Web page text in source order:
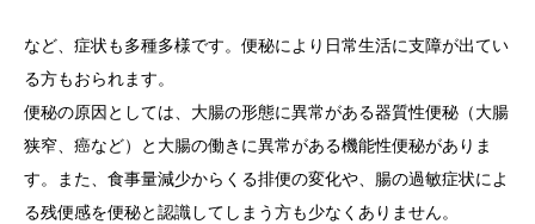
など、症状も多種多様です。便秘により日常生活に支障が出てい
る方もおられます。
便秘の原因としては、大腸の形態に異常がある器質性便秘（大腸
狭窄、癌など）と大腸の働きに異常がある機能性便秘がありま
す。また、食事量減少からくる排便の変化や、腸の過敏症状によ
る残便感を便秘と認識してしまう方も少なくありません。